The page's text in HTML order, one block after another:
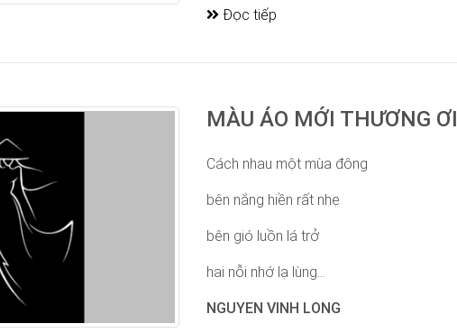
Đọc tiếp
MÀU ÁO MỚI THƯƠNG ƠI
Cách nhau một mùa đông
bên nắng hiền rất nhẹ
bên gió luồn lá trở
hai nỗi nhớ lạ lùng...
NGUYEN VINH LONG